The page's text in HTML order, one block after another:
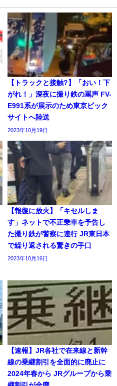
【トラックと接触?】「おい！下
がれ！」深夜に撮り鉄の罵声 FV-
E991系が展示のため東京ビック
サイトへ陸送
2023年10月19日
【報復に放火】「キセルしま
す」ネットで不正乗車を予告し
た撮り鉄が警察に連行 JR東日本
で繰り返される驚きの手口
2023年10月16日
【速報】JR各社で在来線と新幹
線の乗継割引を全面的に廃止に
2024年春から JRグループから乗